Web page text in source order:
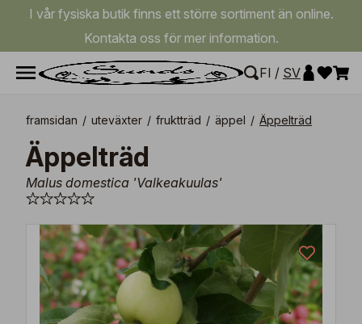
I vår fysiska butik finns ett större sortiment än online.
Kontakta oss för mer information.
FI / SV
framsidan / uteväxter / fruktträd / äppel / Äppelträd
Äppelträd
Malus domestica 'Valkeakuulas'